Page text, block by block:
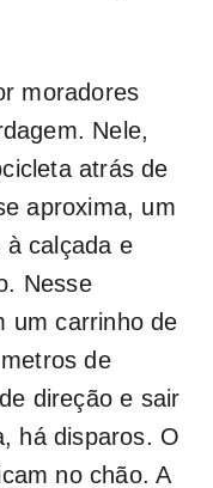
moradores
Nele,
atrás de
aproxima, um
à calçada e
Nesse
um carrinho de
de
direção e sair
há disparos. O
no chão. A